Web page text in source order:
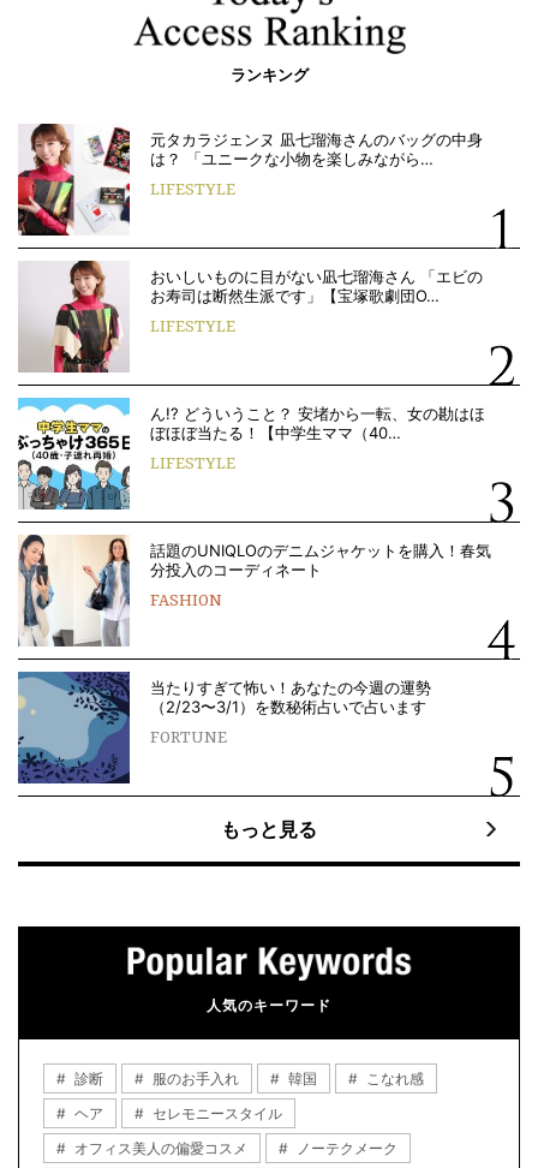
ランキング
元タカラジェンヌ 凪七瑠海さんのバッグの中身
は？ 「ユニークな小物を楽しみながら…
LIFESTYLE
おいしいものに目がない凪七瑠海さん 「エビの
お寿司は断然生派です」【宝塚歌劇団O…
LIFESTYLE
ん!? どういうこと？ 安堵から一転、女の勘はほ
ぼほぼ当たる！【中学生ママ（40…
LIFESTYLE
話題のUNIQLOのデニムジャケットを購入！春気
分投入のコーディネート
FASHION
当たりすぎて怖い！あなたの今週の運勢
（2/23〜3/1）を数秘術占いで占います
FORTUNE
もっと見る
人気のキーワード
診断 服のお手入れ 韓国
こなれ感
ヘア
セレモニースタイル
オフィス美人の偏愛コスメ
ノーテクメーク